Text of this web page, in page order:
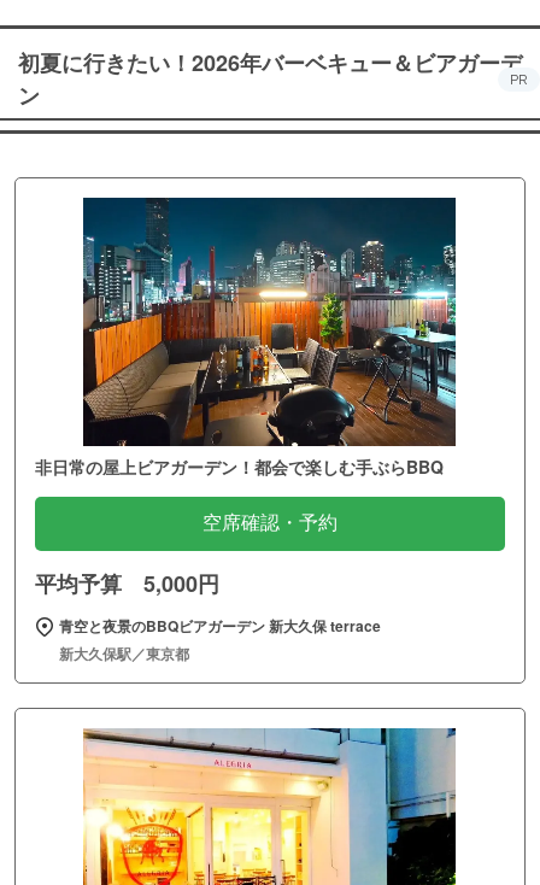
初夏に行きたい！2026年バーベキュー＆ビアガーデ
ン
PR
非日常の屋上ビアガーデン！都会で楽しむ手ぶらBBQ
空席確認・予約
平均予算 5,000円
青空と夜景のBBQビアガーデン 新大久保 terrace
新大久保駅／東京都